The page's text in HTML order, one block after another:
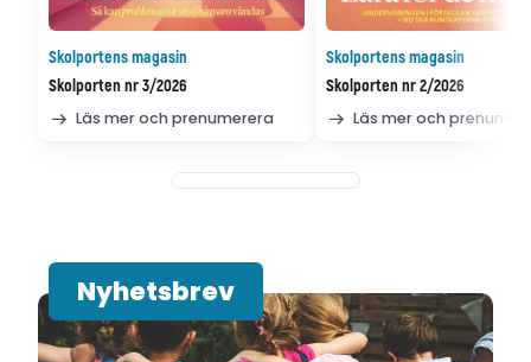
Skolportens magasin
Skolporten nr 3/2026
Läs mer och prenumerera
Skolportens magasin
Skolporten nr 2/2026
Läs mer och
Nyhetsbrev